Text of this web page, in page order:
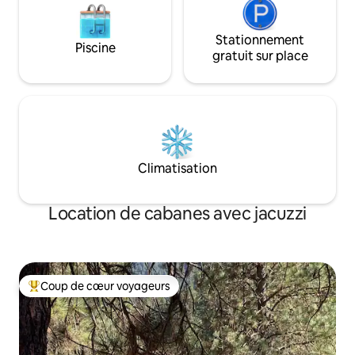
Piscine
Stationnement
gratuit sur place
Climatisation
Location de cabanes avec jacuzzi
Coups de cœur voyageurs les plus appréciés
Coup de cœur voyageurs